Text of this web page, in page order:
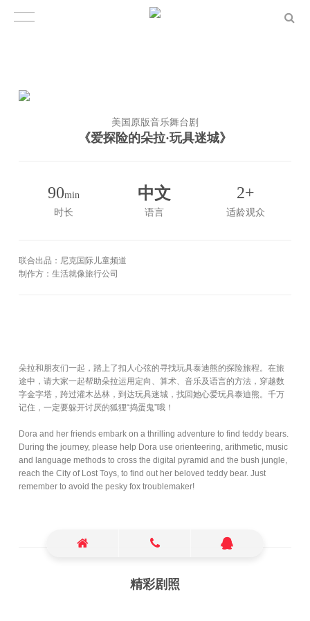
美国原版音乐舞台剧
《爱探险的朵拉·玩具迷城》
90min
时长
中文
语言
2+
适龄观众
联合出品：尼克国际儿童频道
制作方：生活就像旅行公司
朵拉和朋友们一起，踏上了扣人心弦的寻找玩具泰迪熊的探险旅程。在旅
途中，请大家一起帮助朵拉运用定向、算术、音乐及语言的方法，穿越数
字金字塔，跨过灌木丛林，到达玩具迷城，找回她心爱玩具泰迪熊。千万
记住，一定要躲开讨厌的狐狸“捣蛋鬼”哦！
Dora and her friends embark on a thrilling adventure to find teddy bears.
During the journey, please help Dora use orienteering, arithmetic, music
and language methods to cross the digital pyramid and the bush jungle,
reach the City of Lost Toys, to find out her beloved teddy bear. Just
remember to avoid the pesky fox troublemaker!
精彩剧照